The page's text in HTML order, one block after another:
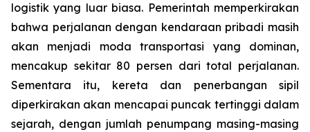
logistik yang luar biasa. Pemerintah memperkirakan
bahwa perjalanan dengan kendaraan pribadi masih
akan menjadi moda transportasi yang dominan,
mencakup sekitar 80 persen dari total perjalanan.
Sementara itu, kereta dan penerbangan sipil
diperkirakan akan mencapai puncak tertinggi dalam
sejarah, dengan jumlah penumpang masing-masing